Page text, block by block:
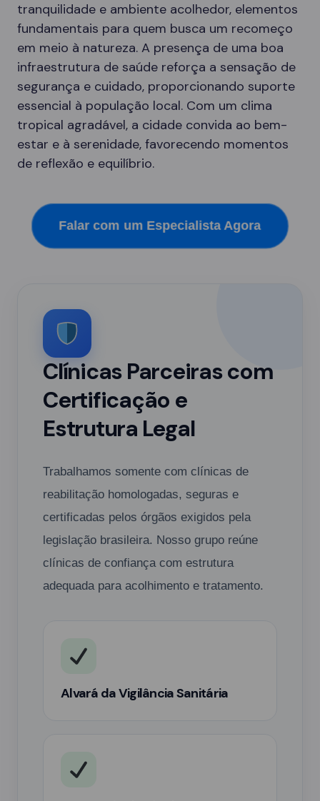
tranquilidade e ambiente acolhedor, elementos
fundamentais para quem busca um recomeço
em meio à natureza. A presença de uma boa
infraestrutura de saúde reforça a sensação de
segurança e cuidado, proporcionando suporte
essencial à população local. Com um clima
tropical agradável, a cidade convida ao bem-
estar e à serenidade, favorecendo momentos
de reflexão e equilíbrio.
Falar com um Especialista Agora
Clínicas Parceiras com
Certificação e
Estrutura Legal
Trabalhamos somente com clínicas de
reabilitação homologadas, seguras e
certificadas pelos órgãos exigidos pela
legislação brasileira. Nosso grupo reúne
clínicas de confiança com estrutura
adequada para acolhimento e tratamento.
Alvará da Vigilância Sanitária